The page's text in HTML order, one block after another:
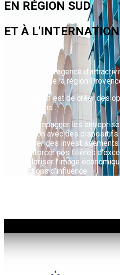
EN RÉGION SUD
ET À
risingSUD est l’agence
économique de la région
Notre objectif est de créer des
de 3 missions :
accompagner ​les
région avec des
attirer ​des
renforcer ​nos filières
valoriser l’image
actions d’influence.